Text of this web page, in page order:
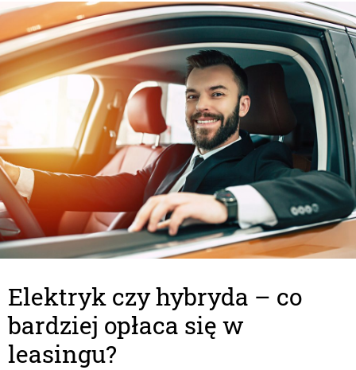
Elektryk czy hybryda – co
bardziej opłaca się w
leasingu?